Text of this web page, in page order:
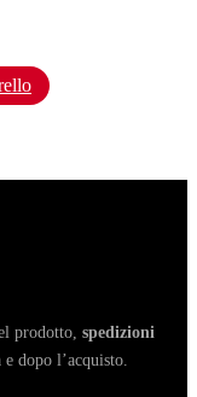
prodotto, spedizioni
dopo l’acquisto.